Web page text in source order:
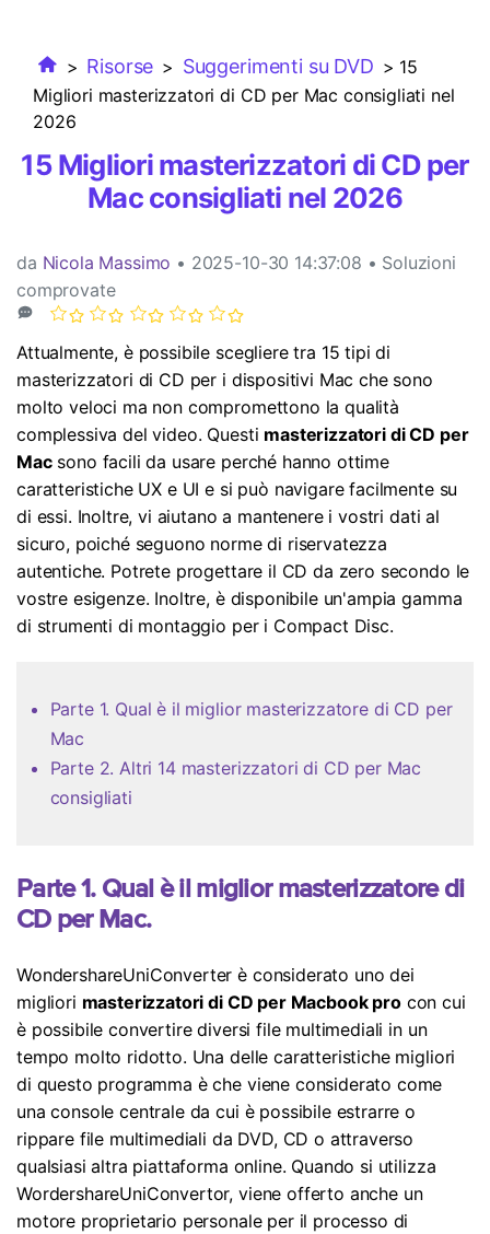
Panoramica
Video
Foto
Panoramica
Template di grafici
Libreria di mappa concettuale
Esplora
Panoramica
Convertitore PDF online
Strumenti AI
Modelli di PDF
Trasferimento dati mobile.
FamiSafe
Controllo parentale e monitoraggio.
Tutti i prodotti
Panoramica
Recupero Foto
Riparazione Video
Trasferisci Whatsapp
Aggiornamento iOS
Location Tracker
Mac Utenti
> Risorse > Suggerimenti su DVD > 15
Migliori masterizzatori di CD per Mac consigliati nel
2026
15 Migliori masterizzatori di CD per
Mac consigliati nel 2026
da Nicola Massimo • 2025-10-30 14:37:08 • Soluzioni
comprovate
Attualmente, è possibile scegliere tra 15 tipi di
masterizzatori di CD per i dispositivi Mac che sono
molto veloci ma non compromettono la qualità
complessiva del video. Questi masterizzatori di CD per
Mac sono facili da usare perché hanno ottime
caratteristiche UX e UI e si può navigare facilmente su
di essi. Inoltre, vi aiutano a mantenere i vostri dati al
sicuro, poiché seguono norme di riservatezza
autentiche. Potrete progettare il CD da zero secondo le
vostre esigenze. Inoltre, è disponibile un'ampia gamma
di strumenti di montaggio per i Compact Disc.
Parte 1. Qual è il miglior masterizzatore di CD per
Mac
Parte 2. Altri 14 masterizzatori di CD per Mac
consigliati
Parte 1. Qual è il miglior masterizzatore di
CD per Mac.
WondershareUniConverter è considerato uno dei
migliori masterizzatori di CD per Macbook pro con cui
è possibile convertire diversi file multimediali in un
tempo molto ridotto. Una delle caratteristiche migliori
di questo programma è che viene considerato come
una console centrale da cui è possibile estrarre o
rippare file multimediali da DVD, CD o attraverso
qualsiasi altra piattaforma online. Quando si utilizza
WordershareUniConvertor, viene offerto anche un
motore proprietario personale per il processo di